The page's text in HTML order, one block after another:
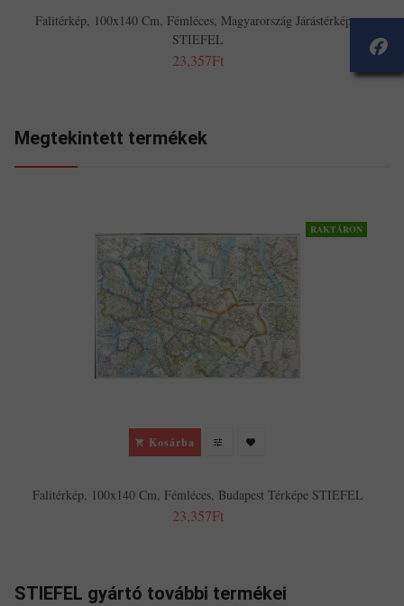
Falitérkép, 100x140 Cm, Fémléces, Magyarország Járástérképe,
STIEFEL
23,357Ft
Megtekintett termékek
RAKTÁRON
Kosárba
Falitérkép, 100x140 Cm, Fémléces, Budapest Térképe STIEFEL
23,357Ft
STIEFEL gyártó további termékei